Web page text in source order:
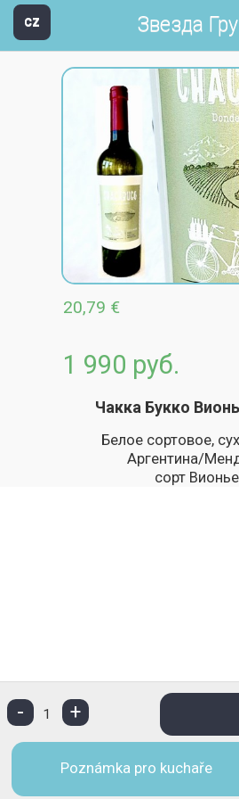
CZ Звезда
20,79 €
1 990 руб.
Чакка Букко
Белое сортовое,
Аргентина/
сорт Вионье
- 1 +
Poznámka pro kuchaře